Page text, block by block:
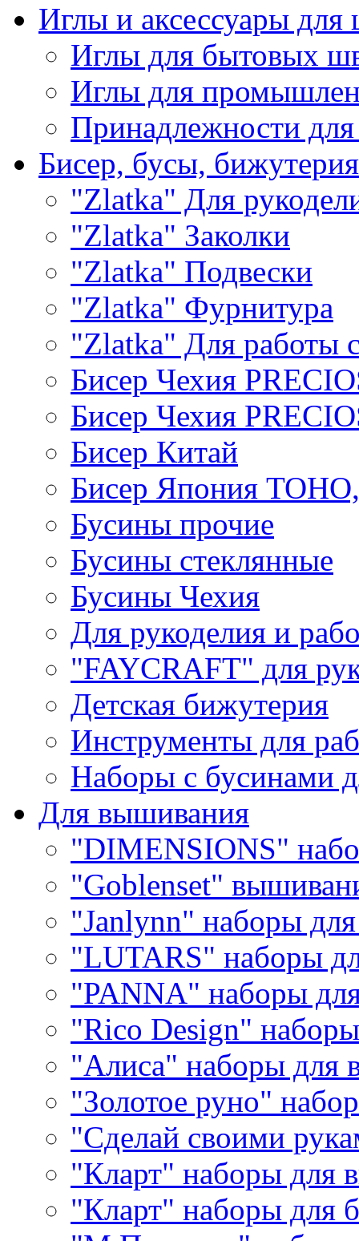
Иглы и аксессуары
Иглы для бытовых
Иглы для
Принадлежности
Бисер, бусы, бижутерия
"Zlatka" Для
"Zlatka" Заколки
"Zlatka" Подвески
"Zlatka" Фурнитура
"Zlatka" Для работы
Бисер Чехия
Бисер Чехия
Бисер Китай
Бисер Япония
Бусины прочие
Бусины стеклянные
Бусины Чехия
Для рукоделия и
"FAYCRAFT" для
Детская бижутерия
Инструменты для
Наборы с бусинами
Для вышивания
"DIMENSIONS"
"Goblenset"
"Janlynn" наборы
"LUTARS" наборы
"PANNA" наборы
"Rico Design"
"Алиса" наборы для
"Золотое руно"
"Сделай своими
"Кларт" наборы для
"Кларт" наборы для